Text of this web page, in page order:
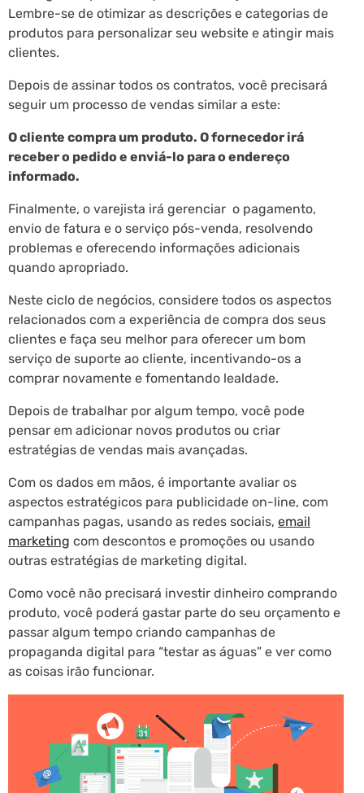
Lembre-se de otimizar as descrições e categorias de
produtos para personalizar seu website e atingir mais
clientes.
Depois de assinar todos os contratos, você precisará
seguir um processo de vendas similar a este:
O cliente compra um produto. O fornecedor irá
receber o pedido e enviá-lo para o endereço
informado.
Finalmente, o varejista irá gerenciar o pagamento,
envio de fatura e o serviço pós-venda, resolvendo
problemas e oferecendo informações adicionais
quando apropriado.
Neste ciclo de negócios, considere todos os aspectos
relacionados com a experiência de compra dos seus
clientes e faça seu melhor para oferecer um bom
serviço de suporte ao cliente, incentivando-os a
comprar novamente e fomentando lealdade.
Depois de trabalhar por algum tempo, você pode
pensar em adicionar novos produtos ou criar
estratégias de vendas mais avançadas.
Com os dados em mãos, é importante avaliar os
aspectos estratégicos para publicidade on-line, com
campanhas pagas, usando as redes sociais, email
marketing com descontos e promoções ou usando
outras estratégias de marketing digital.
Como você não precisará investir dinheiro comprando
produto, você poderá gastar parte do seu orçamento e
passar algum tempo criando campanhas de
propaganda digital para “testar as águas” e ver como
as coisas irão funcionar.